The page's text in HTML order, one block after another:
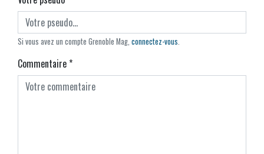
Si vous avez un compte Grenoble Mag, connectez-vous.
Commentaire*